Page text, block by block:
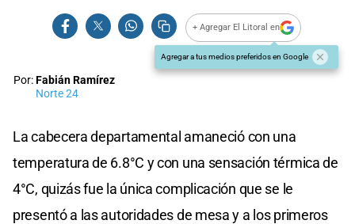
+ Agregar El Litoral en
Agregar a tus medios preferidos en Google
Por:Fabián Ramírez
Norte 24
La cabecera departamental amaneció con una
temperatura de 6.8°C y con una sensación térmica de
4°C, quizás fue la única complicación que se le
presentó a las autoridades de mesa y a los primeros